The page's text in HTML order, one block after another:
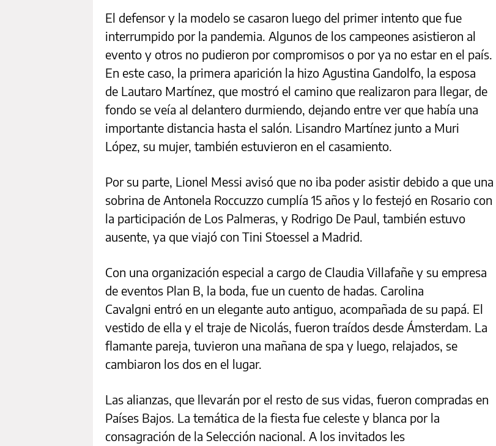
El defensor y la modelo se casaron luego del primer intento que fue
interrumpido por la pandemia. Algunos de los campeones asistieron al
evento y otros no pudieron por compromisos o por ya no estar en el país.
En este caso, la primera aparición la hizo Agustina Gandolfo, la esposa
de Lautaro Martínez, que mostró el camino que realizaron para llegar, de
fondo se veía al delantero durmiendo, dejando entre ver que había una
importante distancia hasta el salón. Lisandro Martínez junto a Muri
López, su mujer, también estuvieron en el casamiento.
Por su parte, Lionel Messi avisó que no iba poder asistir debido a que una
sobrina de Antonela Roccuzzo cumplía 15 años y lo festejó en Rosario con
la participación de Los Palmeras, y Rodrigo De Paul, también estuvo
ausente, ya que viajó con Tini Stoessel a Madrid.
Con una organización especial a cargo de Claudia Villafañe y su empresa
de eventos Plan B, la boda, fue un cuento de hadas. Carolina
Cavalgni entró en un elegante auto antiguo, acompañada de su papá. El
vestido de ella y el traje de Nicolás, fueron traídos desde Ámsterdam. La
flamante pareja, tuvieron una mañana de spa y luego, relajados, se
cambiaron los dos en el lugar.
Las alianzas, que llevarán por el resto de sus vidas, fueron compradas en
Países Bajos. La temática de la fiesta fue celeste y blanca por la
consagración de la Selección nacional. A los invitados les